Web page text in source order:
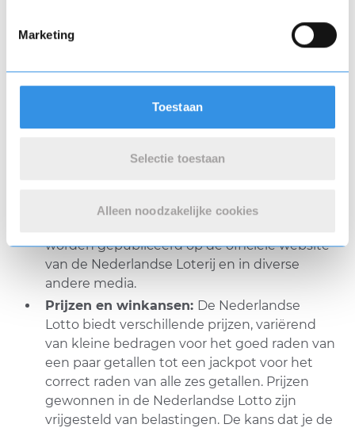
Marketing
Toestaan
Selectie toestaan
Alleen noodzakelijke cookies
Nederland. Het spelconcept is eenvoudig.
Spelers kiezen zes getallen uit een reeks van 1 tot
45. Tijdens de trekking worden zes willekeurige
ballen getrokken. Als de getallen op de
getrokken ballen overeenkomen met de door
een speler gekozen getallen, wint die speler een
keer per week plaats, meestal op zaterdag en
worden gepubliceerd op de officiële website
van de Nederlandse Loterij en in diverse
andere media.
Prijzen en winkansen: De Nederlandse
Lotto biedt verschillende prijzen, variërend
van kleine bedragen voor het goed raden van
een paar getallen tot een jackpot voor het
correct raden van alle zes getallen. Prijzen
gewonnen in de Nederlandse Lotto zijn
vrijgesteld van belastingen. De kans dat je de